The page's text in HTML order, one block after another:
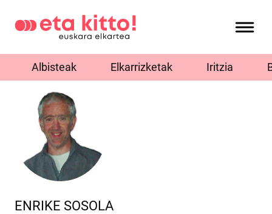
Albisteak Elkarrizketak Iritzia
ENRIKE SOSOLA